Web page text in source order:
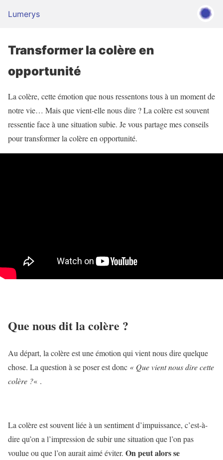
Lumerys
Transformer la colère en
opportunité
La colère, cette émotion que nous ressentons tous à un moment de
notre vie… Mais que vient-elle nous dire ? La colère est souvent
ressentie face à une situation subie. Je vous partage mes conseils
pour transformer la colère en opportunité.
Que nous dit la colère ?
Au départ, la colère est une émotion qui vient nous dire quelque
chose. La question à se poser est donc « Que vient nous dire cette
colère ?« .
La colère est souvent liée à un sentiment d’impuissance, c’est-à-
dire qu’on a l’impression de subir une situation que l’on pas
voulue ou que l’on aurait aimé éviter. On peut alors se